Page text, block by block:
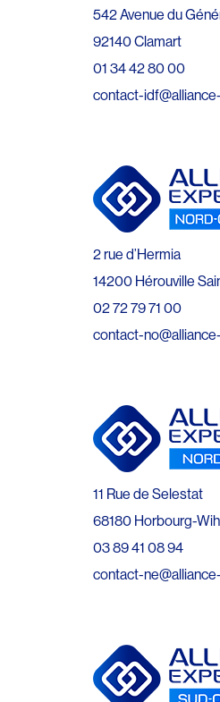
542 Avenue du
92140 Clamart
01 34 42 80 00
contact-
2 rue d’Hermia
14200 Hérouville
02 72 79 71 00
contact-
11 Rue de Selestat
68180 Horbourg-
03 89 41 08 94
contact-